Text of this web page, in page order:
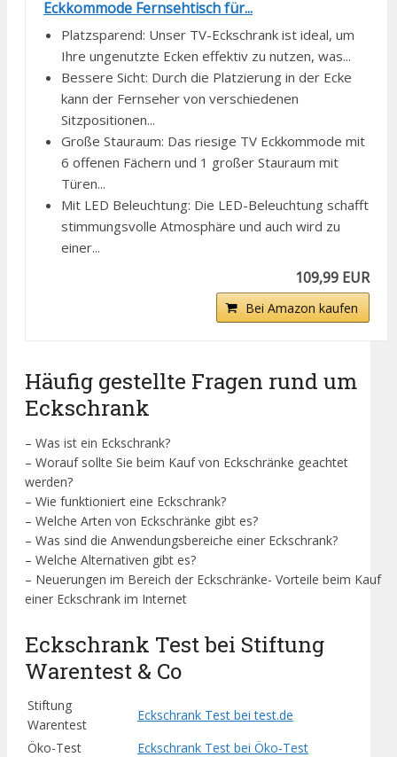
Eckkommode Fernsehtisch für...
Platzsparend: Unser TV-Eckschrank ist ideal, um
Ihre ungenutzte Ecken effektiv zu nutzen, was...
Bessere Sicht: Durch die Platzierung in der Ecke
kann der Fernseher von verschiedenen
Sitzpositionen...
Große Stauraum: Das riesige TV Eckkommode mit
6 offenen Fächern und 1 großer Stauraum mit
Türen...
Mit LED Beleuchtung: Die LED-Beleuchtung schafft
stimmungsvolle Atmosphäre und auch wird zu
einer...
109,99 EUR
Bei Amazon kaufen
Häufig gestellte Fragen rund um
Eckschrank
– Was ist ein Eckschrank?
– Worauf sollte Sie beim Kauf von Eckschränke geachtet
werden?
– Wie funktioniert eine Eckschrank?
– Welche Arten von Eckschränke gibt es?
– Was sind die Anwendungsbereiche einer Eckschrank?
– Welche Alternativen gibt es?
– Neuerungen im Bereich der Eckschränke- Vorteile beim Kauf
einer Eckschrank im Internet
Eckschrank Test bei Stiftung
Warentest & Co
Stiftung
Warentest
Eckschrank Test bei test.de
Öko-Test
Eckschrank Test bei Öko-Test